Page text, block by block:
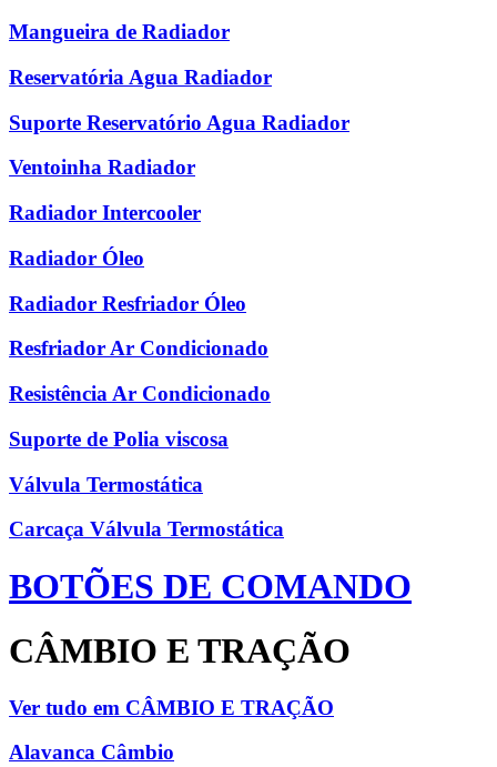
Mangueira de Radiador
Reservatória Agua Radiador
Suporte Reservatório Agua Radiador
Ventoinha Radiador
Radiador Intercooler
Radiador Óleo
Radiador Resfriador Óleo
Resfriador Ar Condicionado
Resistência Ar Condicionado
Suporte de Polia viscosa
Válvula Termostática
Carcaça Válvula Termostática
BOTÕES DE COMANDO
CÂMBIO E TRAÇÃO
Ver tudo em CÂMBIO E TRAÇÃO
Alavanca Câmbio